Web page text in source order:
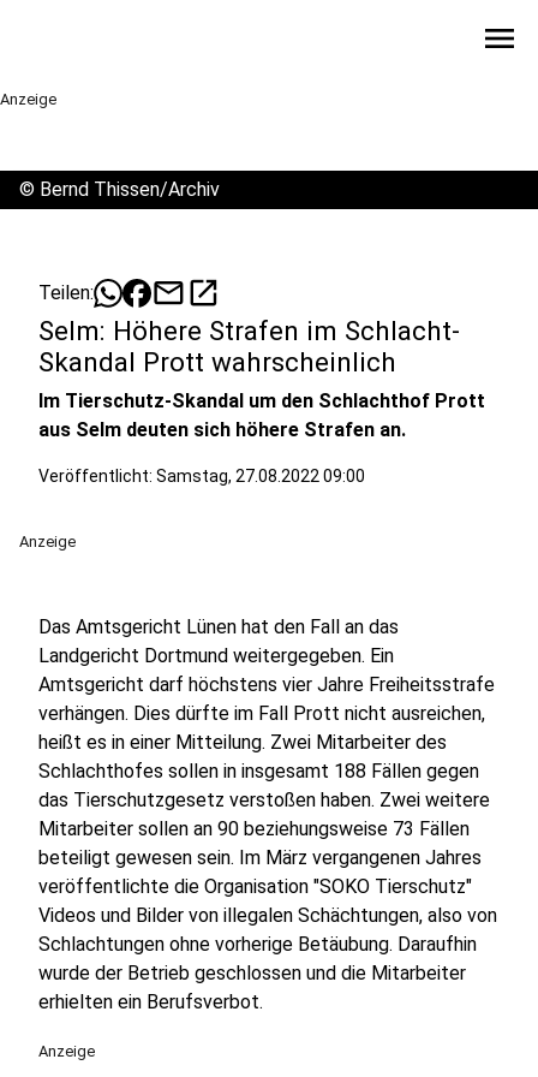
menu
Anzeige
© Bernd Thissen/Archiv
Teilen: mailopen_in_new
Selm: Höhere Strafen im Schlacht-
Skandal Prott wahrscheinlich
Im Tierschutz-Skandal um den Schlachthof Prott
aus Selm deuten sich höhere Strafen an.
Veröffentlicht: Samstag, 27.08.2022 09:00
Anzeige
Das Amtsgericht Lünen hat den Fall an das
Landgericht Dortmund weitergegeben. Ein
Amtsgericht darf höchstens vier Jahre Freiheitsstrafe
verhängen. Dies dürfte im Fall Prott nicht ausreichen,
heißt es in einer Mitteilung. Zwei Mitarbeiter des
Schlachthofes sollen in insgesamt 188 Fällen gegen
das Tierschutzgesetz verstoßen haben. Zwei weitere
Mitarbeiter sollen an 90 beziehungsweise 73 Fällen
beteiligt gewesen sein. Im März vergangenen Jahres
veröffentlichte die Organisation "SOKO Tierschutz"
Videos und Bilder von illegalen Schächtungen, also von
Schlachtungen ohne vorherige Betäubung. Daraufhin
wurde der Betrieb geschlossen und die Mitarbeiter
erhielten ein Berufsverbot.
Anzeige